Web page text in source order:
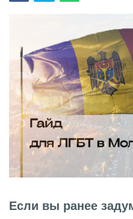
Если вы ранее